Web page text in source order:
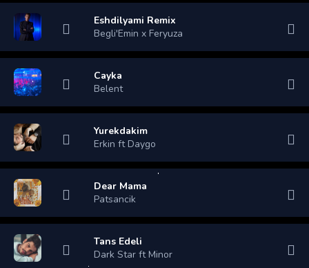
Eshdilyami Remix
Begli'Emin x Feryuza
Cayka
Belent
Yurekdakim
Erkin ft Daygo
Dear Mama
Patsancik
Tans Edeli
Dark Star ft Minor